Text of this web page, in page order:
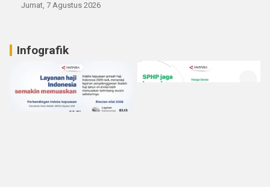
Jumat, 7 Agustus 2026
Infografik